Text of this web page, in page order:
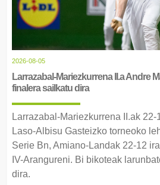
2026-08-05
Larrazabal-Mariezkurrena II.a Andre
finalera sailkatu dira
Larrazabal-Mariezkurrena II.ak
Laso-Albisu Gasteizko torneoko
Serie Bn, Amiano-Landak 22-12
IV-Arangureni. Bi bikoteak
dira.